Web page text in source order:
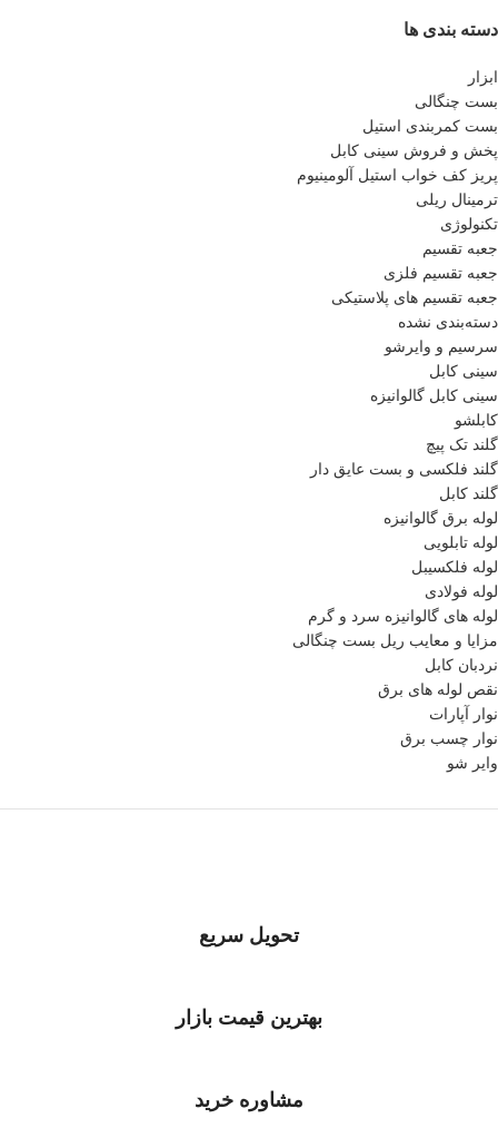
دسته بندی ها
ابزار
بست چنگالی
بست کمربندی استیل
پخش و فروش سینی کابل
پريز كف خواب استيل آلومينيوم
ترمینال ریلی
تکنولوژی
جعبه تقسیم
جعبه تقسیم فلزی
جعبه تقسیم های پلاستیکی
دسته‌بندی نشده
سرسیم و وایرشو
سینی کابل
سینی کابل گالوانیزه
کابلشو
گلند تک پیچ
گلند فلكسی و بست عایق دار
گلند کابل
لوله برق گالوانیزه
لوله تابلویی
لوله فلکسیبل
لوله فولادی
لوله های گالوانیزه سرد و گرم
مزایا و معایب ریل بست چنگالی
نردبان کابل
نقص لوله های برق
نوار آپارات
نوار چسب برق
وایر شو
تحویل سریع
بهترین قیمت بازار
مشاوره خرید